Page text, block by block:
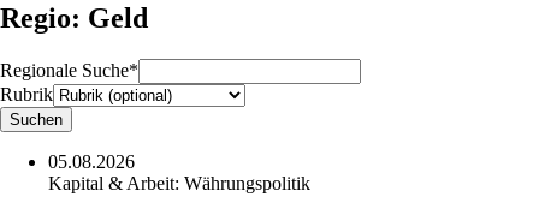
Regio: Geld
Regionale Suche*
Rubrik
05.08.2026
Kapital & Arbeit: Währungspolitik